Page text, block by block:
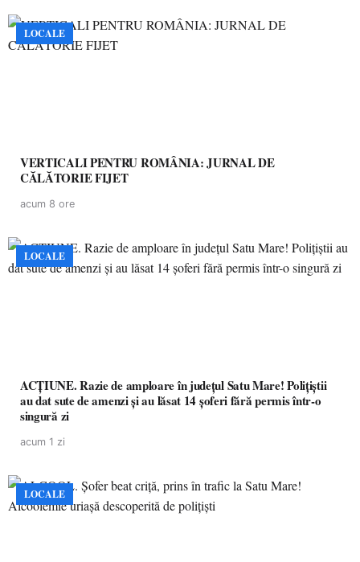
LOCALE
VERTICALI PENTRU ROMÂNIA: JURNAL DE
CĂLĂTORIE FIJET
acum 8 ore
LOCALE
ACȚIUNE. Razie de amploare în județul Satu Mare! Polițiștii
au dat sute de amenzi și au lăsat 14 șoferi fără permis într-o
singură zi
acum 1 zi
LOCALE